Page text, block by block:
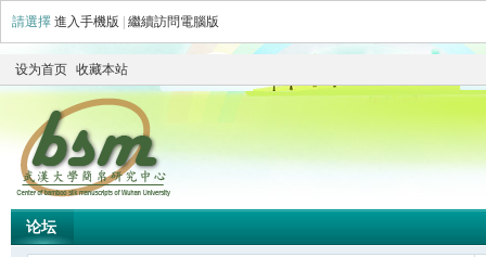
請選擇 進入手機版 繼續訪問電腦版
设为首页 收藏本站
论坛